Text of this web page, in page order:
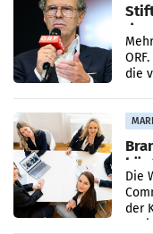
die
Die
der